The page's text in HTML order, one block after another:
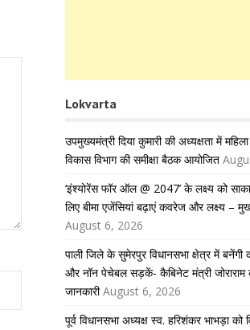
Lokvarta
उपमुख्यमंत्री दिया कुमारी की अध्यक्षता में
विकास विभाग की समीक्षा बैठक आयोजित
‘इंश्योरेंस फॉर ऑल @ 2047’ के लक्ष्य को
लिए बीमा एजेंसियां बढ़ाएं कवरेज और लक्ष्य –
August 6, 2026
पाली जिले के सुमेरपुर विधानसभा क्षेत्र में बनेंगी
और नॉन पेचेबल सड़कें- कैबिनेट मंत्री जोराराम
जानकारी August 6, 2026
पूर्व विधानसभा अध्यक्ष स्व. हरिशंकर भाभड़ा को